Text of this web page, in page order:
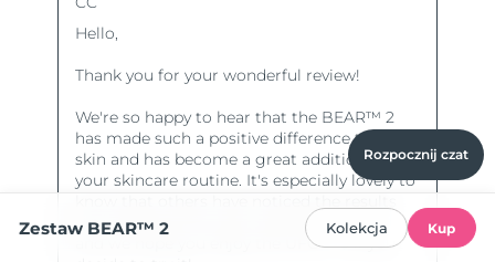
Rozpocznij czat
Zestaw BEAR™ 2 Kolekcja Kup